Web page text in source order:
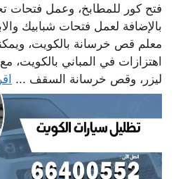
فتح كور للمطابخ، وعمل فتحات
بالإضافة لعمل فتحات شبابيك
معلم قص خرسانة بالكويت،
اهتزازات في المباني بالكويت،
ليزر، وقص خرسانة السقف ...